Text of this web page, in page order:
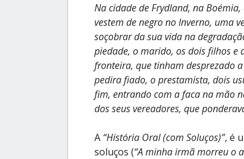
Na cidade de Frydland, na
vestem de negro no Inverno, uma
soçobrar da sua vida na
piedade, o marido, os dois filhos e
fronteira, que tinham desprezado
pedira fiado, o prestamista, dois
fim, entrando com a faca na mão
dos seus vereadores, que
A “História Oral (com Soluços)”, é
soluços (“A minha irmã morreu o